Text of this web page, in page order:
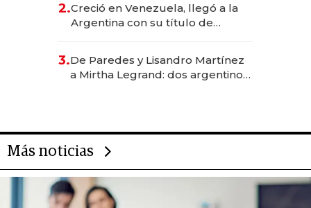
2.Creció en Venezuela, llegó a la
Argentina con su título de
las marcas "fast premium"
3.De Paredes y Lisandro Martínez
a Mirtha Legrand: dos argentinos
Más noticias